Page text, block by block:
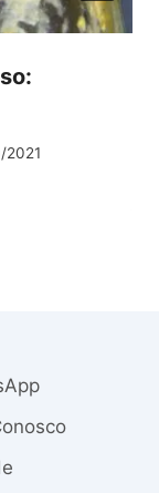
2021